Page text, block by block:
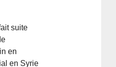
suite
en
en Syrie